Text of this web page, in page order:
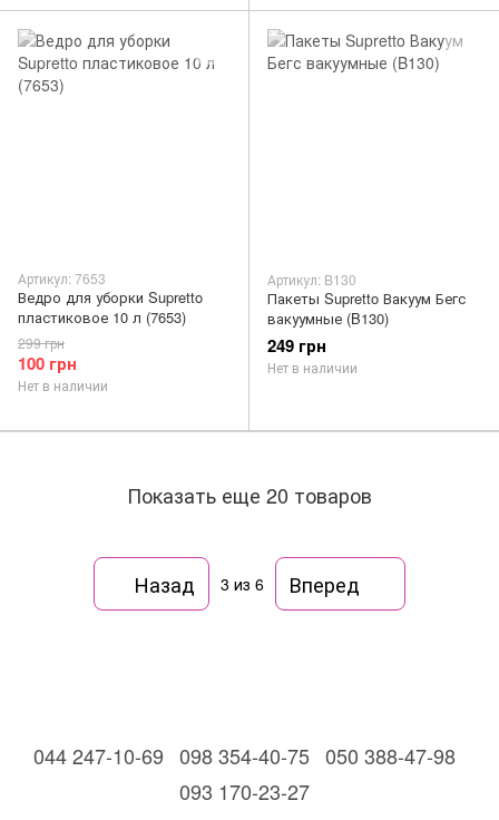
Артикул: 7653
Ведро для уборки Supretto
пластиковое 10 л (7653)
100 грн
299 грн
Нет в наличии
Артикул: B130
Пакеты Supretto Вакуум Бегс
вакуумные (B130)
249 грн
Нет в наличии
Показать еще 20 товаров
Назад 3 из 6 Вперед
044 247-10-69 098 354-40-75 050 388-47-98
093 170-23-27